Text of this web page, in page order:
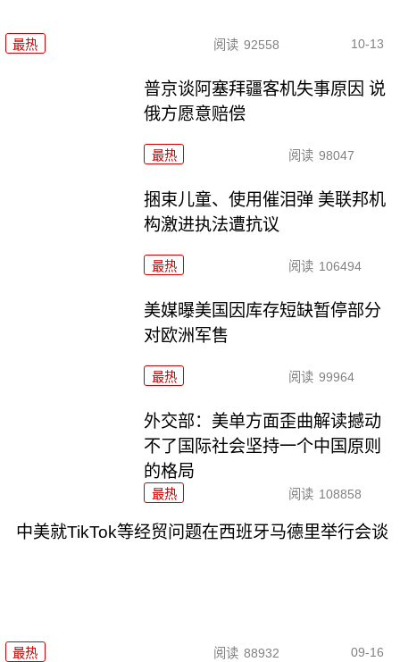
最热 阅读 92558 10-13
普京谈阿塞拜疆客机失事原因 说
俄方愿意赔偿
最热 阅读 98047
捆束儿童、使用催泪弹 美联邦机
构激进执法遭抗议
最热 阅读 106494
美媒曝美国因库存短缺暂停部分
对欧洲军售
最热 阅读 99964
外交部：美单方面歪曲解读撼动
不了国际社会坚持一个中国原则
的格局
最热 阅读 108858
中美就TikTok等经贸问题在西班牙马德里举行会谈
最热 阅读 88932 09-16